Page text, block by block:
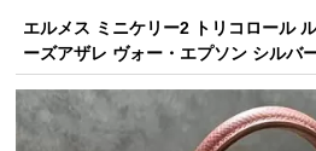
今すぐ
受付時間
なんば店 神戸元町(三宮)
エルメス ミニケリー2 トリコロール
ーズアザレ ヴォー・エプソン シルバ